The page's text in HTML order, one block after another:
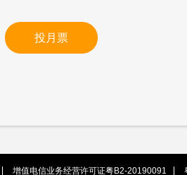
投月票
增值电信业务经营许可证粤B2-20190091